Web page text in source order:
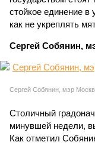
стойкое единение
как не укреплять
Сергей Собянин,
Сергей Собянин, мэр
Столичный
минувшей недели,
Как отметил